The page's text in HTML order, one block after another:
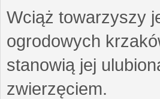
Wciąż towarzyszy
ogrodowych
stanowią jej
zwierzęciem.